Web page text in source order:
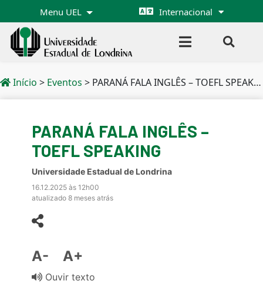
Menu UEL Internacional
Início > Eventos > PARANÁ FALA INGLÊS – TOEFL SPEAKING
PARANÁ FALA INGLÊS –
TOEFL SPEAKING
Universidade Estadual de Londrina
16.12.2025 às 12h00
atualizado 8 meses atrás
A- A+
Ouvir texto